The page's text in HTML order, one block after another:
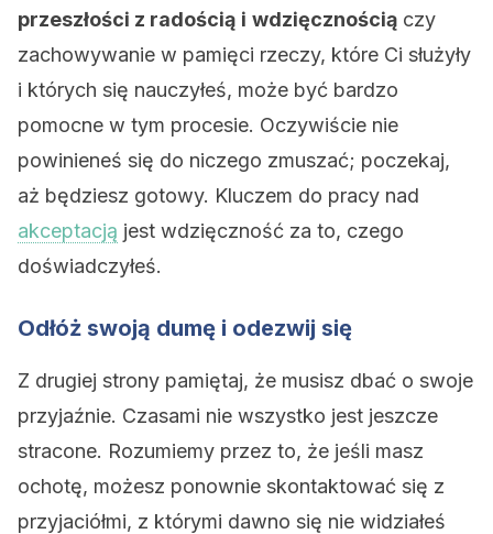
przeszłości z radością i wdzięcznością czy
zachowywanie w pamięci rzeczy, które Ci służyły
i których się nauczyłeś, może być bardzo
pomocne w tym procesie. Oczywiście nie
powinieneś się do niczego zmuszać; poczekaj,
aż będziesz gotowy. Kluczem do pracy nad
akceptacją jest wdzięczność za to, czego
doświadczyłeś.
Odłóż swoją dumę i odezwij się
Z drugiej strony pamiętaj, że musisz dbać o swoje
przyjaźnie. Czasami nie wszystko jest jeszcze
stracone. Rozumiemy przez to, że jeśli masz
ochotę, możesz ponownie skontaktować się z
przyjaciółmi, z którymi dawno się nie widziałeś